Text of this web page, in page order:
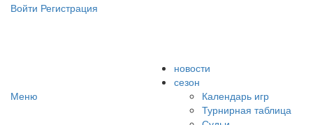
Войти Регистрация
Меню
новости
сезон
Календарь игр
Турнирная таблица